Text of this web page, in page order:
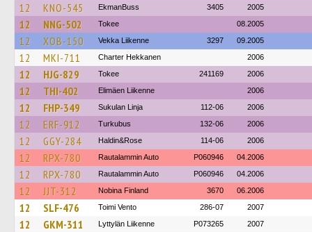
12 KNO-545 EkmanBuss 3405 2005
12 NNG-502 Tokee 08.2005
12 XOB-150 Vekka Liikenne 3297 09.2005
12 MKI-711 Charter Hekkanen 2006
12 HJG-829 Tokee 241169 2006
12 THI-402 Elimäen Liikenne 2006
12 FHP-349 Sukulan Linja 112-06 2006
12 ERF-912 Turkubus 132-06 2006
12 GGY-284 Haldin&Rose 114-06 2006
12 RPX-780 Rautalammin Auto P060946 04.2006
12 RPX-780 Rautalammin Auto P060946 04.2006
12 JJT-312 Nobina Finland 3670 06.2006
12 SLF-476 Toimi Vento 286-07 2007
12 GKM-311 Lyttylän Liikenne P073265 2007